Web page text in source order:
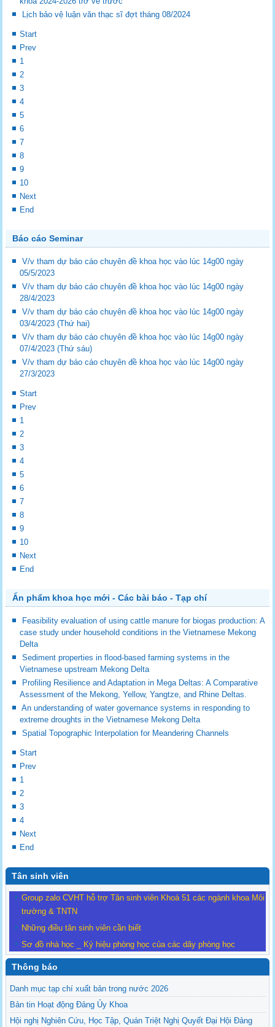
Lịch bảo vệ luận văn thạc sĩ đợt tháng 08/2024
Start
Prev
1
2
3
4
5
6
7
8
9
10
Next
End
Báo cáo Seminar
V/v tham dự báo cáo chuyên đề khoa học vào lúc 14g00 ngày
05/5/2023
V/v tham dự báo cáo chuyên đề khoa học vào lúc 14g00 ngày
28/4/2023
V/v tham dự báo cáo chuyên đề khoa học vào lúc 14g00 ngày
03/4/2023 (Thứ hai)
V/v tham dự báo cáo chuyên đề khoa học vào lúc 14g00 ngày
07/4/2023 (Thứ sáu)
V/v tham dự báo cáo chuyên đề khoa học vào lúc 14g00 ngày
27/3/2023
Start
Prev
1
2
3
4
5
6
7
8
9
10
Next
End
Ấn phẩm khoa học mới - Các bài báo - Tạp chí
Feasibility evaluation of using cattle manure for biogas production: A
case study under household conditions in the Vietnamese Mekong
Delta
Sediment properties in flood-based farming systems in the
Vietnamese upstream Mekong Delta
Profiling Resilience and Adaptation in Mega Deltas: A Comparative
Assessment of the Mekong, Yellow, Yangtze, and Rhine Deltas.
An understanding of water governance systems in responding to
extreme droughts in the Vietnamese Mekong Delta
Spatial Topographic Interpolation for Meandering Channels
Start
Prev
1
2
3
4
Next
End
Tân sinh viên
Group zalo CVHT hỗ trợ Tân sinh viên Khoá 51 các ngành khoa Môi
trường & TNTN
Những điều tân sinh viên cần biết
Sơ đồ nhà học _ Ký hiệu phòng học của các dãy phòng học
Thông báo
Danh mục tạp chí xuất bản trong nước 2026
Bản tin Hoạt động Đảng Ủy Khoa
Hội nghị Nghiên Cứu, Học Tập, Quán Triệt Nghị Quyết Đại Hội Đảng